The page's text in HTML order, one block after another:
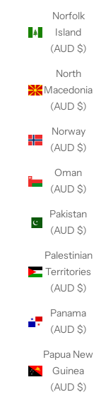
Norfolk
Island
(AUD $)
North
Macedonia
(AUD $)
Norway
(AUD $)
Oman
(AUD $)
Pakistan
(AUD $)
Palestinian
Territories
(AUD $)
Panama
(AUD $)
Papua New
Guinea
(AUD $)